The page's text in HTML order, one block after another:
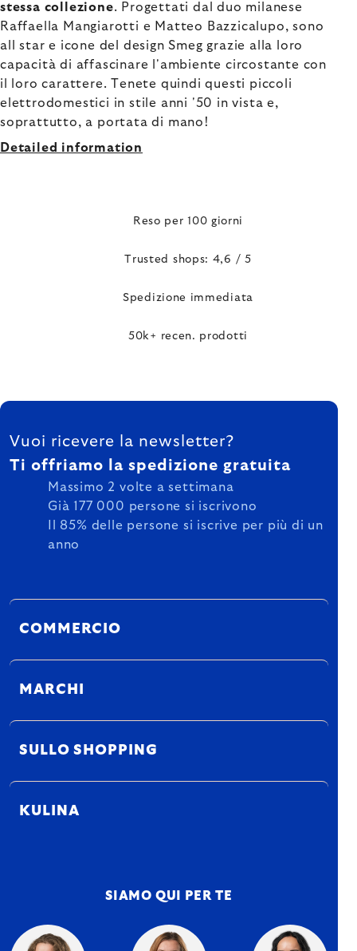
stessa collezione. Progettati dal duo milanese
Raffaella Mangiarotti e Matteo Bazzicalupo, sono
all star e icone del design Smeg grazie alla loro
capacità di affascinare l'ambiente circostante con
il loro carattere. Tenete quindi questi piccoli
elettrodomestici in stile anni '50 in vista e,
soprattutto, a portata di mano!
Detailed information
Reso per 100 giorni
Trusted shops: 4,6 / 5
Spedizione immediata
50k+ recen. prodotti
FOOTER
Vuoi ricevere la newsletter?
Ti offriamo la spedizione gratuita
Massimo 2 volte a settimana
Già 177 000 persone si iscrivono
Il 85% delle persone si iscrive per più di un
anno
COMMERCIO
MARCHI
SULLO SHOPPING
KULINA
SIAMO QUI PER TE